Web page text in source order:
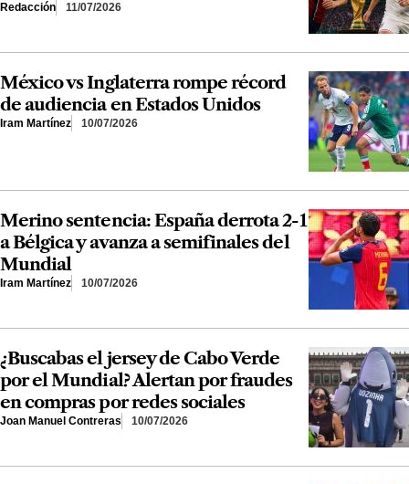
Redacción 11/07/2026
México vs Inglaterra rompe récord
de audiencia en Estados Unidos
Iram Martínez 10/07/2026
Merino sentencia: España derrota 2-1
a Bélgica y avanza a semifinales del
Mundial
Iram Martínez 10/07/2026
¿Buscabas el jersey de Cabo Verde
por el Mundial? Alertan por fraudes
en compras por redes sociales
Joan Manuel Contreras 10/07/2026